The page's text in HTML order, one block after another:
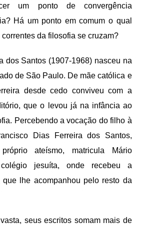
um ponto de convergência
Há um ponto em comum o qual
da filosofia se cruzam?
dos Santos (1907-1968) nasceu na
de São Paulo. De mãe católica e
desde cedo conviveu com a
que o levou já na infância ao
Percebendo a vocação do filho à
Dias Ferreira dos Santos,
ateísmo, matricula Mário
jesuíta, onde recebeu a
que lhe acompanhou pelo resto da
seus escritos somam mais de